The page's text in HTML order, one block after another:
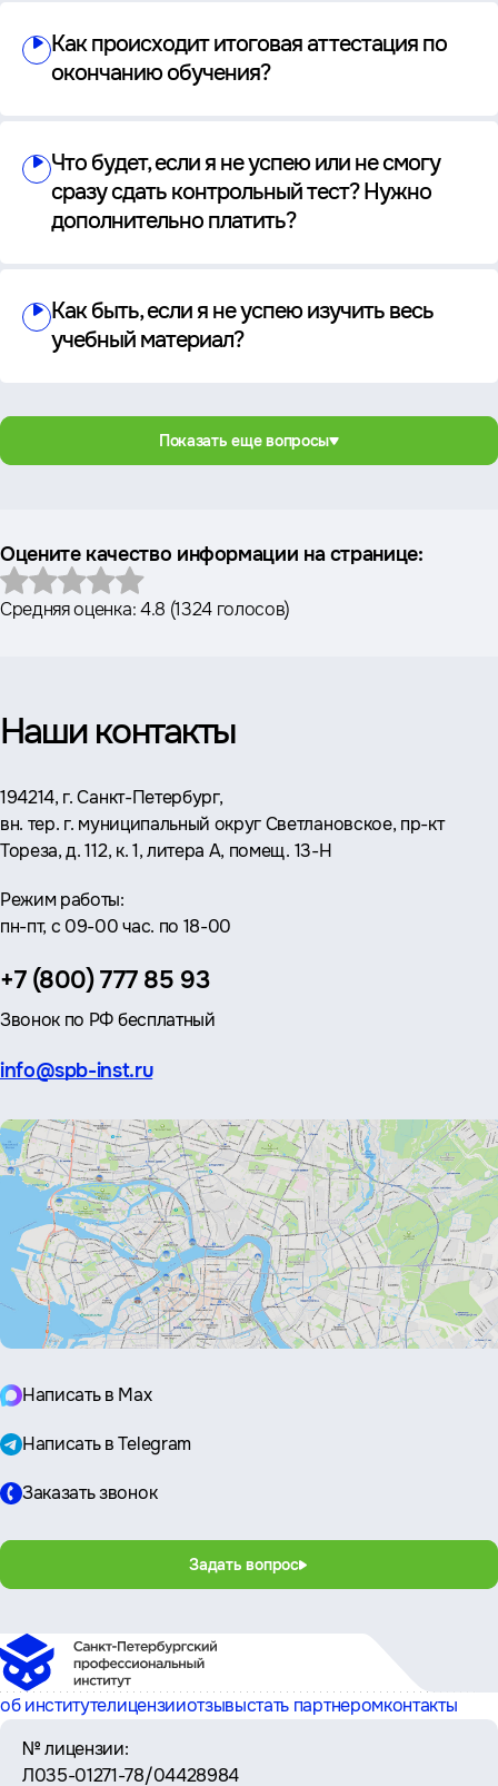
Как происходит итоговая аттестация по
окончанию обучения?
Что будет, если я не успею или не смогу
сразу сдать контрольный тест? Нужно
дополнительно платить?
Как быть, если я не успею изучить весь
учебный материал?
Показать еще вопросы
Оцените качество информации на странице:
Средняя оценка:4.8 (1324 голосов)
Наши контакты
Адрес:
194214, г. Санкт-Петербург,
вн. тер. г. муниципальный округ Светлановское, пр-кт
Тореза, д. 112, к. 1, литера А, помещ. 13-Н
Режим работы:
пн-пт, с 09-00 час. по 18-00
Телефон:
+7 (800) 777 85 93
Звонок по РФ бесплатный
Эл.
info@spb-inst.ru
Написать в Max
Написать в Telegram
Заказать звонок
Задать вопрос
об институтелицензииотзывыстать партнеромконтакты
№ лицензии:
Л035-01271-78/04428984